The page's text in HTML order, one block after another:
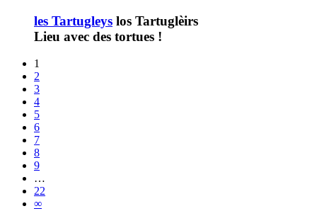
les Tartugleys los Tartuglèirs
Lieu avec des tortues !
1
2
3
4
5
6
7
8
9
…
22
∞